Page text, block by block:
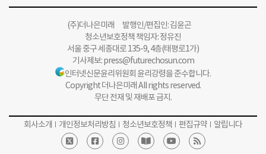
(주)더나은미래 발행인/편집인: 김윤곤
청소년보호정책 책임자: 정유진
서울 중구 세종대로 135-9, 4층(태평로1가)
기사제보:press@futurechosun.com
인터넷신문윤리위원회 윤리강령을 준수합니다.
Copyright 더나은미래 All rights reserved.
무단 전재 및 재배포 금지.
회사소개 개인정보처리방침 청소년보호정책 편집규약 알립니다